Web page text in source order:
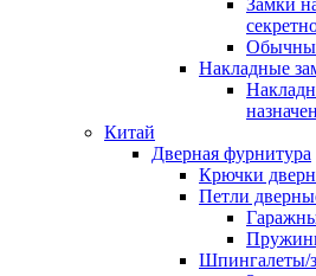
Замки
Накладные
Китай
Дверная фурнитура
Крючки
Петли
Шпингалеты/